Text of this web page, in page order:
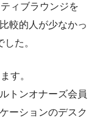
ィブラウンジを
較的人が少なかっ
た。
す。
トンオナーズ会員
ーションのデスク